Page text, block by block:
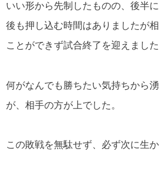
いい形から先制したものの、後半
後も押し込む時間はありましたが
ことができず試合終了を迎えました
何がなんでも勝ちたい気持ちから
が、相手の方が上でした。
この敗戦を無駄せず、必ず次に生か